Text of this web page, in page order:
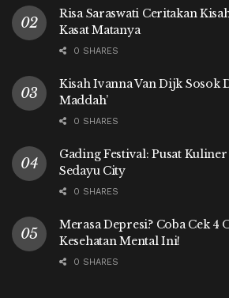
Risa Saraswati Ceritakan
Kasat Matanya
0 SHARES
Kisah Ivanna Van Dijk Sosok
Maddah’
0 SHARES
Gading Festival: Pusat
Sedayu City
0 SHARES
Merasa Depresi? Coba Cek 4
Kesehatan Mental Ini!
0 SHARES